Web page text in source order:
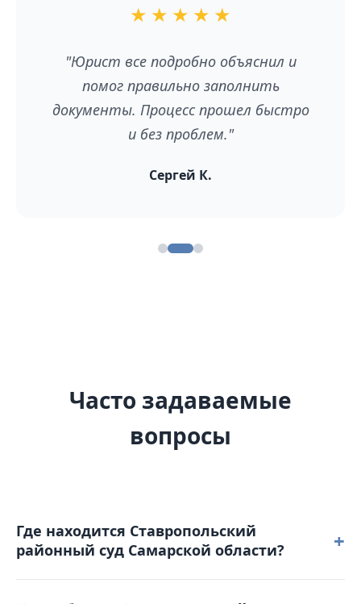
★ ★ ★ ★ ★
"Юрист все подробно объяснил и
помог правильно заполнить
документы. Процесс прошел быстро
и без проблем."
Сергей К.
Часто задаваемые
вопросы
Где находится Ставропольский
районный суд Самарской области?
+